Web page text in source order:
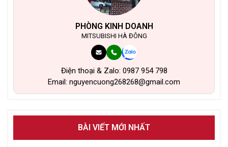
PHÒNG KINH DOANH
MITSUBISHI HÀ ĐÔNG
Điện thoại & Zalo: 0987 954 798
Email: nguyencuong268268@gmail.com
BÀI VIẾT MỚI NHẤT